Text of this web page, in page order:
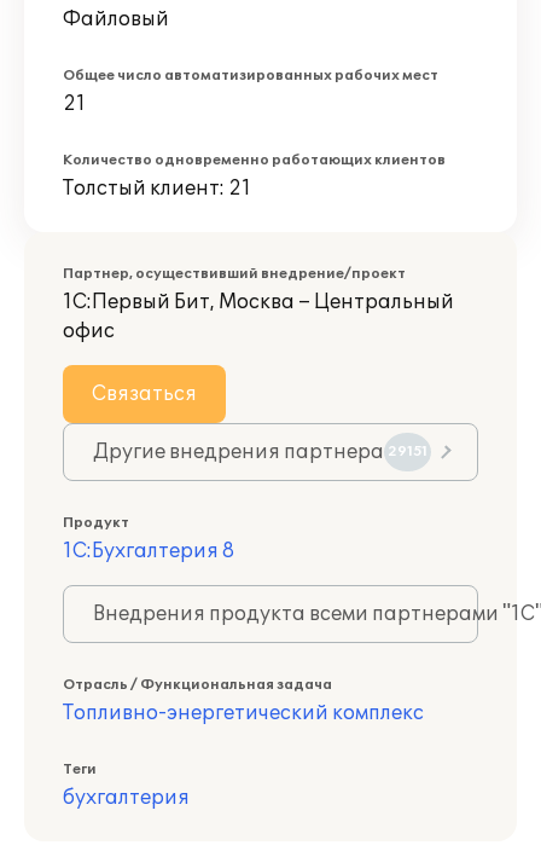
Файловый
Общее число автоматизированных рабочих мест
21
Количество одновременно работающих клиентов
Толстый клиент: 21
Партнер, осуществивший внедрение/проект
1С:Первый Бит, Москва – Центральный
офис
Связаться
Другие внедрения партнера 29151
Продукт
1С:Бухгалтерия 8
Внедрения продукта всеми партнерами
Отрасль / Функциональная задача
Топливно-энергетический комплекс
Теги
бухгалтерия